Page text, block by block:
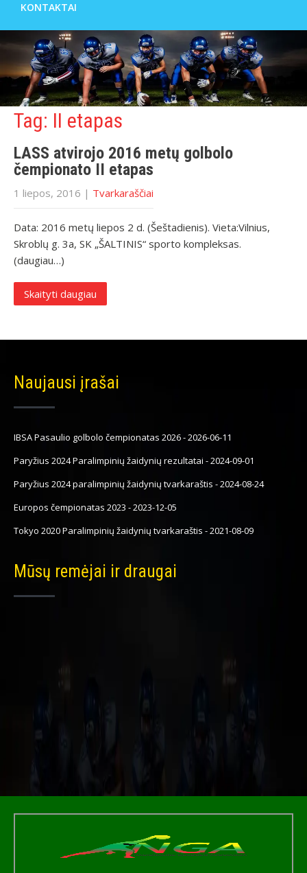
KONTAKTAI
Tag: II etapas
LASS atvirojo 2016 metų golbolo
čempionato II etapas
1 liepos, 2016 | Tvarkaraščiai
Data: 2016 metų liepos 2 d. (Šeštadienis). Vieta:Vilnius,
Skroblų g. 3a, SK „ŠALTINIS“ sporto kompleksas.
(daugiau…)
Skaityti daugiau
Naujausi įrašai
IBSA Pasaulio golbolo čempionatas 2026-2026-06-11
Paryžius 2024 Paralimpinių žaidynių rezultatai -2024-09-01
Paryžius 2024 paralimpinių žaidynių tvarkaraštis -2024-08-24
Europos čempionatas 2023 -2023-12-05
Tokyo 2020 Paralimpinių žaidynių tvarkaraštis -2021-08-09
Mūsų remėjai ir draugai